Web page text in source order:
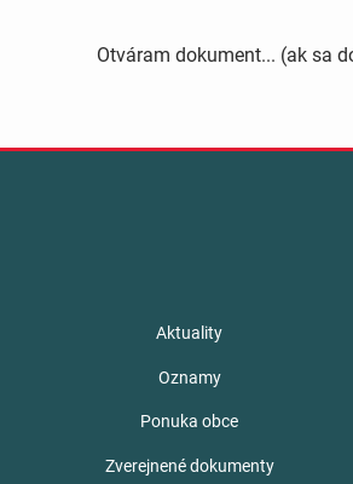
Otváram dokument... (ak sa
Aktuality
Oznamy
Ponuka obce
Zverejnené dokumenty